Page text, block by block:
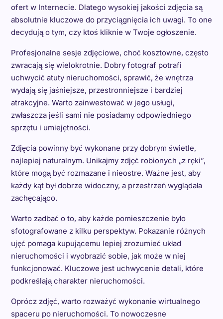
ofert w Internecie. Dlatego wysokiej jakości zdjęcia są
absolutnie kluczowe do przyciągnięcia ich uwagi. To one
decydują o tym, czy ktoś kliknie w Twoje ogłoszenie.
Profesjonalne sesje zdjęciowe, choć kosztowne, często
zwracają się wielokrotnie. Dobry fotograf potrafi
uchwycić atuty nieruchomości, sprawić, że wnętrza
wydają się jaśniejsze, przestronniejsze i bardziej
atrakcyjne. Warto zainwestować w jego usługi,
zwłaszcza jeśli sami nie posiadamy odpowiedniego
sprzętu i umiejętności.
Zdjęcia powinny być wykonane przy dobrym świetle,
najlepiej naturalnym. Unikajmy zdjęć robionych „z ręki”,
które mogą być rozmazane i nieostre. Ważne jest, aby
każdy kąt był dobrze widoczny, a przestrzeń wyglądała
zachęcająco.
Warto zadbać o to, aby każde pomieszczenie było
sfotografowane z kilku perspektyw. Pokazanie różnych
ujęć pomaga kupującemu lepiej zrozumieć układ
nieruchomości i wyobrazić sobie, jak może w niej
funkcjonować. Kluczowe jest uchwycenie detali, które
podkreślają charakter nieruchomości.
Oprócz zdjęć, warto rozważyć wykonanie wirtualnego
spaceru po nieruchomości. To nowoczesne